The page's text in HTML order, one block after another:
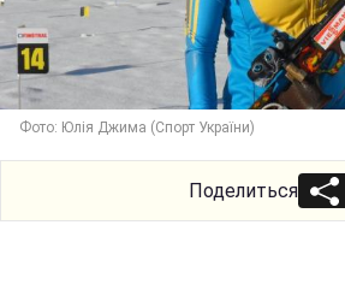
Фото: Юлія Джима (Спорт України)
Поделиться